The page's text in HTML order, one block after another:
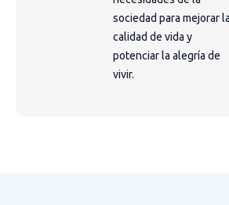
sociedad para mejorar la
calidad de vida y
potenciar la alegría de
vivir.